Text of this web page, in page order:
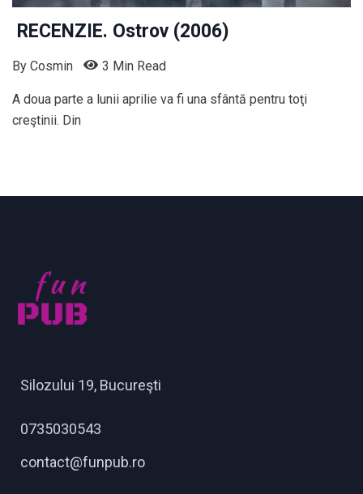
RECENZIE. Ostrov (2006)
By Cosmin 3 Min Read
A doua parte a lunii aprilie va fi una sfântă pentru toţi
creştinii. Din
Silozului 19, Bucureşti
0735030543
contact@funpub.ro